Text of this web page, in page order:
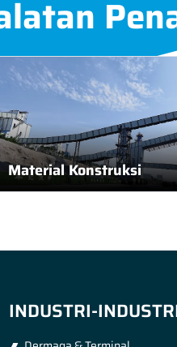
Material Konstruksi
INDUSTRI-